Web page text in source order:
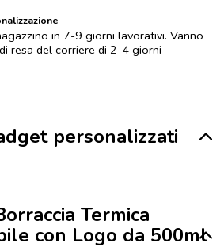
in 7-9 giorni lavorativi. Vanno
resa del corriere di 2-4 giorni
personalizzati
Termica
con Logo da 500ml